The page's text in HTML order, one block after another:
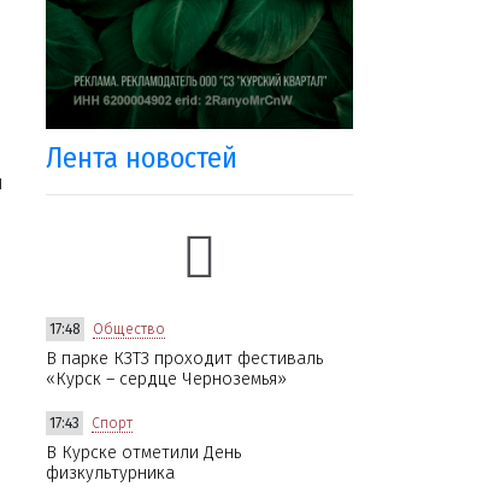
Лента новостей
17:48 Общество
В парке КЗТЗ проходит фестиваль
«Курск – сердце Черноземья»
17:43 Спорт
В Курске отметили День
физкультурника